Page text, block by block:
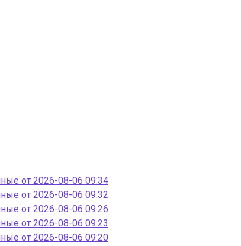
от 2026-08-06 09:34
от 2026-08-06 09:32
от 2026-08-06 09:26
от 2026-08-06 09:23
от 2026-08-06 09:20